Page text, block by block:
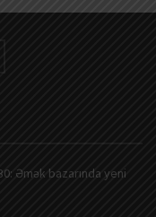
Əmək bazarında yeni